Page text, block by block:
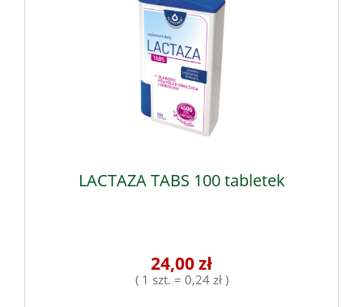
LACTAZA TABS 100 tabletek
24,00 zł
( 1 szt. = 0,24 zł )